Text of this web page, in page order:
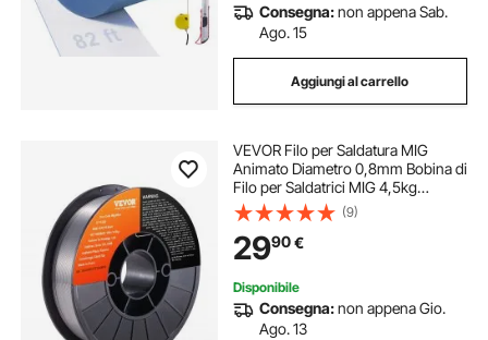
Consegna:non appena Sab.
Ago. 15
Aggiungi al carrello
VEVOR Filo per Saldatura MIG
Animato Diametro 0,8mm Bobina di
Filo per Saldatrici MIG 4,5kg
Portatile in Acciaio Morbido
200mm, Filo di Saldatura Trazione
Massima 560 MPa per Saldatrici
MIG con Bobina
(9)
2990€
Disponibile
Consegna:non appena Gio.
Ago. 13